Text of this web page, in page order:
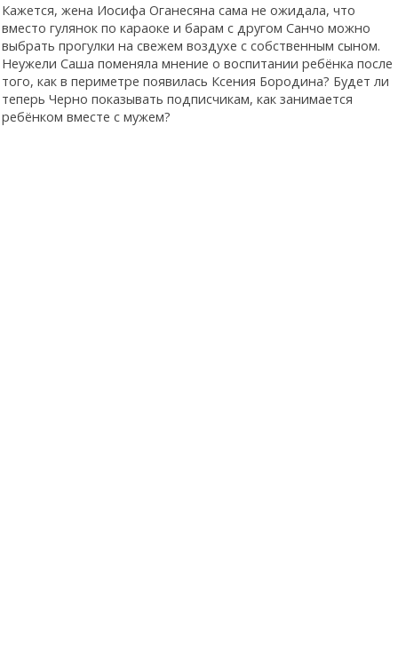
Кажется, жена Иосифа Оганесяна сама не ожидала, что
вместо гулянок по караоке и барам с другом Санчо можно
выбрать прогулки на свежем воздухе с собственным сыном.
Неужели Саша поменяла мнение о воспитании ребёнка после
того, как в периметре появилась Ксения Бородина? Будет ли
теперь Черно показывать подписчикам, как занимается
ребёнком вместе с мужем?